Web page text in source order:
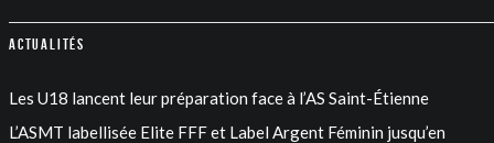
Actualités
Les U18 lancent leur préparation face à l’AS Saint-Étienne
L’ASMT labellisée Elite FFF et Label Argent Féminin jusqu’en